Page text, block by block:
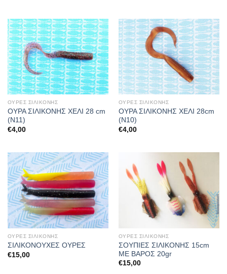
ΟΥΡΕΣ ΣΙΛΙΚΟΝΗΣ
ΟΥΡΑ ΣΙΛΙΚΟΝΗΣ ΧΕΛΙ 28 cm
(Ν11)
€4,00
ΟΥΡΕΣ ΣΙΛΙΚΟΝΗΣ
ΟΥΡΑ ΣΙΛΙΚΟΝΗΣ ΧΕΛΙ 28cm
(Ν10)
€4,00
ΟΥΡΕΣ ΣΙΛΙΚΟΝΗΣ
ΣΙΛΙΚΟΝΟΥΧΕΣ ΟΥΡΕΣ
€15,00
ΟΥΡΕΣ ΣΙΛΙΚΟΝΗΣ
ΣΟΥΠΙΕΣ ΣΙΛΙΚΟΝΗΣ 15cm
ΜΕ ΒΑΡΟΣ 20gr
€15,00